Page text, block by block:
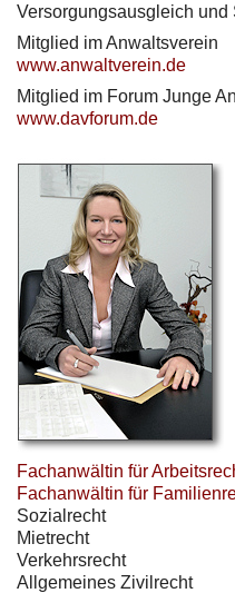
Versorgungsausgleich
Mitglied im Anwaltsverein
www.anwaltverein.de
Mitglied im Forum Junge
www.davforum.de
Fachanwältin für
Fachanwältin für
Sozialrecht
Mietrecht
Verkehrsrecht
Allgemeines Zivilrecht